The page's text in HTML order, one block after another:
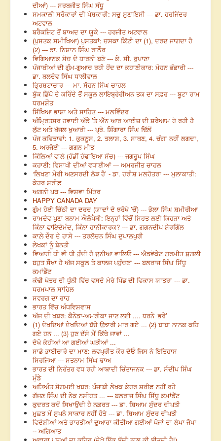
ਦੀਆਂ) --- ਸਰਬਜੀਤ ਸਿੰਘ ਸੰਧੂ
ਸਮਕਾਲੀ ਸਰੋਕਾਰਾਂ ਦੀ ਪੇਸ਼ਕਾਰੀ: ਸਚੁ ਸੁਣਾਇਸੀ --- ਡਾ. ਹਰਜਿੰਦਰ
ਅਟਵਾਲ
ਬਰੈਕਜ਼ਿਟ ਤੋਂ ਬਾਅਦ ਦਾ ਯੂਕੇ --- ਹਰਜੀਤ ਅਟਵਾਲ
(ਪੁਸਤਕ ਸਮੀਖਿਆ) ਪੁਸਤਕਾਂ: ਚਸਕਾ ਕਿੱਟੀ ਦਾ (1), ਦਰਦ ਜਾਗਦਾ ਹੈ
(2) --- ਡਾ. ਨਿਸ਼ਾਨ ਸਿੰਘ ਰਾਠੌਰ
ਵਿਗਿਆਨਕ ਸੋਚ ਦੇ ਧਾਰਨੀ ਬਣੋ --- ਕੇ. ਸੀ. ਰੁਪਾਣਾ
ਪੰਜਾਬੀਆਂ ਦੀ ਗੁੰਮ-ਗੁਆਚ ਰਹੀ ਹੋਂਦ ਦਾ ਕਹਾਣੀਕਾਰ: ਮੋਹਨ ਭੰਡਾਰੀ ---
ਡਾ. ਬਲਦੇਵ ਸਿੰਘ ਧਾਲੀਵਾਲ
ਭ੍ਰਿਸ਼ਟਾਚਾਰ --- ਮਾ. ਸੋਹਨ ਸਿੰਘ ਚਾਹਲ
ਬੁੱਕ ਡਿੱਪੋ ਦੇ ਕਰਿੰਦੇ ਤੋਂ ਸਕੂਲ ਲਾਇਬ੍ਰੇਰੀਅਨ ਤਕ ਦਾ ਸਫ਼ਰ --- ਬੂਟਾ ਰਾਮ
ਧਰਮਸ਼ੌਤ
ਸਿੱਖਿਆ ਭਾਸ਼ਾ ਅਤੇ ਸਾਹਿਤ --- ਮਲਵਿੰਦਰ
ਅੰਮ੍ਰਿਤਸਰ ਹਵਾਈ ਅੱਡੇ ’ਤੇ ਐੱਨ ਆਰ ਆਈਜ਼ ਦੀ ਸ਼ਰੇਆਮ ਹੋ ਰਹੀ ਹੈ
ਲੁੱਟ ਅਤੇ ਖੱਜਲ ਖੁਆਰੀ --- ਪ੍ਰੋ. ਸ਼ਿੰਗਾਰਾ ਸਿੰਘ ਢਿੱਲੋਂ
ਪੰਜ ਕਵਿਤਾਵਾਂ: 1. ਕੁਕਨੂਸ, 2. ਤਲਾਸ਼, 3. ਸਾਥਣ, 4. ਚੰਗਾ ਨਹੀਂ ਲਗਦਾ,
5. ਅਰਜੋਈ --- ਗਗਨ ਮੀਤ
ਕਿੱਲਿਆਂ ਵਾਲੇ (ਹੱਡੀਂ ਹੰਢਾਇਆ ਸੱਚ) --- ਜਗਰੂਪ ਸਿੰਘ
ਕਹਾਣੀ: ਵਿਸਾਖੀ ਦੀਆਂ ਵਧਾਈਆਂ --- ਅਮਰਜੀਤ ਚਾਹਲ
‘ਲਿਖਣਾ ਮੇਰੀ ਅਣਸਰਦੀ ਲੋੜ ਹੈ’ - ਡਾ. ਹਰੀਸ਼ ਮਲਹੋਤਰਾ --- ਮੁਲਾਕਾਤੀ:
ਕੇਹਰ ਸ਼ਰੀਫ਼
ਅਗਨੀ ਪਥ --- ਵਿਸ਼ਵਾ ਮਿੱਤਰ
HAPPY CANADA DAY
ਗੁੰਮ ਹੋਈ ਚਿੱਠੀ ਦਾ ਦਰਦ (ਯਾਦਾਂ ਦੇ ਝਰੋਖੇ ’ਚੋਂ) --- ਭੋਲਾ ਸਿੰਘ ਸ਼ਮੀਰੀਆ
ਰਾਮਦੇਵ-ਪੁਣਾ ਬਨਾਮ ਐਲੋਪੈਥੀ: ਇਨ੍ਹਾਂ ਵਿੱਚੋਂ ਸਿਹਤ ਲਈ ਕਿਹੜਾ ਅਤੇ
ਕਿੰਨਾ ਫਾਇਦੇਮੰਦ, ਕਿੰਨਾ ਹਾਨੀਕਾਰਕ? --- ਡਾ. ਗਗਨਦੀਪ ਸ਼ੇਰਗਿੱਲ
ਕਾਲ਼ੇ ਦੌਰ ਦੇ ਹਾਸੇ --- ਤਰਲੋਚਨ ਸਿੰਘ ਦੁਪਾਲਪੁਰੀ
ਲੇਖਕਾਂ ਨੂੰ ਬੇਨਤੀ
ਵਿਆਹੀ ਧੀ ਵੀ ਧੀ ਹੁੰਦੀ ਹੈ ਦੁਨੀਆ ਵਾਲਿਓ --- ਐਡਵੋਕੇਟ ਗੁਰਮੀਤ ਸ਼ੁਗਲੀ
ਬਹੁਤ ਸੌਖਾ ਹੈ ਅੱਜ ਸਕੂਲ ਤੇ ਕਾਲਜ ਪਹੁੰਚਣਾ --- ਬਲਰਾਜ ਸਿੰਘ ਸਿੱਧੂ
ਕਮਾਂਡੈਂਟ
ਕੰਢੀ ਖੇਤਰ ਦੀ ਧੁੰਨੀ ਵਿੱਚ ਵਸਦੇ ਮੇਰੇ ਪਿੰਡ ਦੀ ਵਿਕਾਸ ਯਾਤਰਾ --- ਡਾ.
ਧਰਮਪਾਲ ਸਾਹਿਲ
ਸਵਰਗ ਦਾ ਰਾਹ
ਭਾਰਤ ਵਿੱਚ ਅੰਧਵਿਸ਼ਵਾਸ
ਅੱਜ ਦੀ ਖਬਰ: ਕੈਨੇਡਾ-ਅਮਰੀਕਾ ਜਾਣ ਲਈ .... ਧਰਨੇ ‘ਭਰੇ’
(1) ਦੇਖਦਿਆਂ ਦੇਖਦਿਆਂ ਬੱਚੇ ਉਡਾਰੀ ਮਾਰ ਗਏ ... (2) ਬਾਬਾ ਨਾਨਕ ਕਹਿ
ਗਏ ਹਨ ... (3) ਹੁਣ ਦੱਸੋ ਮੈਂ ਕਿੱਥੇ ਜਾਵਾਂ ...
ਦੇਖੋ ਕੇਹੀਆਂ ਆ ਗਈਆਂ ਘੜੀਆਂ ...
ਸਾਡੇ ਭਾਈਚਾਰੇ ਦਾ ਮਾਣ: ਲਵਪ੍ਰੀਤ ਕੌਰ ਦੇਓ ਜਿਸ ਨੇ ਇਤਿਹਾਸ
ਸਿਰਜਿਆ --- ਸਤਨਾਮ ਸਿੰਘ ਢਾਅ
ਭਾਰਤ ਦੀ ਨਿਰੰਤਰ ਵਧ ਰਹੀ ਆਬਾਦੀ ਚਿੰਤਾਜਨਕ --- ਡਾ. ਸੰਦੀਪ ਸਿੰਘ
ਮੁੰਡੇ
ਅਤਿਅੰਤ ਸੋਗਮਈ ਖਬਰ: ਪੰਜਾਬੀ ਲੇਖਕ ਕੇਹਰ ਸ਼ਰੀਫ਼ ਨਹੀਂ ਰਹੇ
ਗੱਜਣ ਸਿੰਘ ਦੀ ਨੇਕ ਨਸੀਹਤ ... --- ਬਲਰਾਜ ਸਿੰਘ ਸਿੱਧੂ ਕਮਾਂਡੈਂਟ
ਕੁਦਰਤ ਕਦੋਂ ਸਿਖਾਉਂਦੀ ਹੈ ਨਫ਼ਰਤ --- ਡਾ. ਸ਼ਿਆਮ ਸੁੰਦਰ ਦੀਪਤੀ
ਮੁਫ਼ਤ ਮੇਂ ਸੁਪਨੇ ਸਾਕਾਰ ਨਹੀਂ ਹੋਤੇ --- ਡਾ. ਸ਼ਿਆਮ ਸੁੰਦਰ ਦੀਪਤੀ
ਵਿਦੇਸ਼ੀਆਂ ਅਤੇ ਭਾਰਤੀਆਂ ਦੁਆਰਾ ਕੀਤੀਆ ਗਈਆਂ ਖੋਜਾਂ ਦਾ ਲੇਖਾ-ਜੋਖਾ -
-- ਅਗਿਆਤ